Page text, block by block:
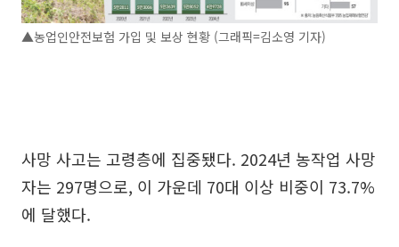
▲농업인안전보험 가입 및 보상 현황 (그래픽=김소영 기자)
사망 사고는 고령층에 집중됐다. 2024년 농작업 사망
자는 297명으로, 이 가운데 70대 이상 비중이 73.7%
에 달했다.